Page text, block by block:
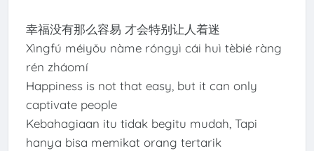
幸福没有那么容易 才会特别让人着迷
Xìngfú méiyǒu nàme róngyì cái huì tèbié ràng
rén zháomí
Happiness is not that easy, but it can only
captivate people
Kebahagiaan itu tidak begitu mudah, Tapi
hanya bisa memikat orang tertarik